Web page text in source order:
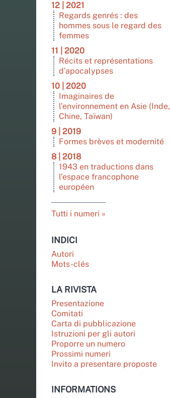
12 | 2021
Regards genrés : des
hommes sous le regard des
femmes
11 | 2020
Récits et représentations
d’apocalypses
10 | 2020
Imaginaires de
l’environnement en Asie (Inde,
Chine, Taïwan)
9 | 2019
Formes brèves et modernité
8 | 2018
1943 en traductions dans
l’espace francophone
européen
Tutti i numeri
INDICI
Autori
Mots-clés
LA RIVISTA
Presentazione
Comitati
Carta di pubblicazione
Istruzioni per gli autori
Proporre un numero
Prossimi numeri
Invito a presentare proposte
INFORMATIONS